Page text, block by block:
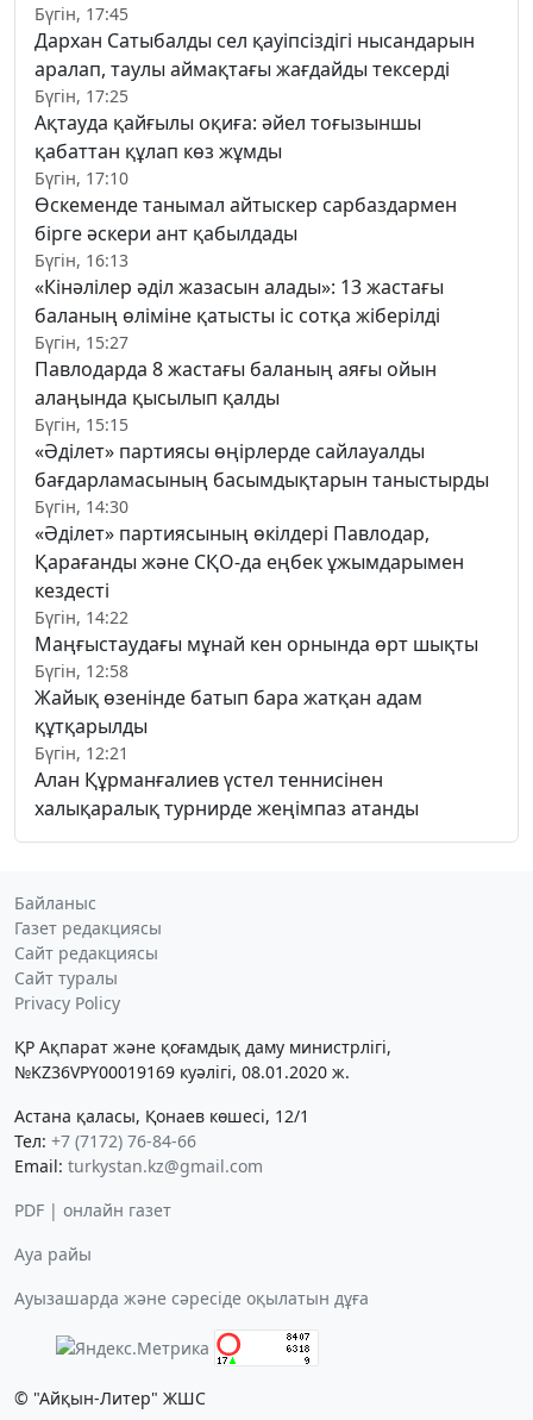
Бүгін, 17:45
Дархан Сатыбалды сел қауіпсіздігі нысандарын
аралап, таулы аймақтағы жағдайды тексерді
Бүгін, 17:25
Ақтауда қайғылы оқиға: әйел тоғызыншы
қабаттан құлап көз жұмды
Бүгін, 17:10
Өскеменде танымал айтыскер сарбаздармен
бірге әскери ант қабылдады
Бүгін, 16:13
«Кінәлілер әділ жазасын алады»: 13 жастағы
баланың өліміне қатысты іс сотқа жіберілді
Бүгін, 15:27
Павлодарда 8 жастағы баланың аяғы ойын
алаңында қысылып қалды
Бүгін, 15:15
«Әділет» партиясы өңірлерде сайлауалды
бағдарламасының басымдықтарын таныстырды
Бүгін, 14:30
«Әділет» партиясының өкілдері Павлодар,
Қарағанды және СҚО-да еңбек ұжымдарымен
кездесті
Бүгін, 14:22
Маңғыстаудағы мұнай кен орнында өрт шықты
Бүгін, 12:58
Жайық өзенінде батып бара жатқан адам
құтқарылды
Бүгін, 12:21
Алан Құрманғалиев үстел теннисінен
халықаралық турнирде жеңімпаз атанды
Байланыс
Газет редакциясы
Сайт редакциясы
Сайт туралы
Privacy Policy
ҚР Ақпарат және қоғамдық даму министрлігі,
№KZ36VPY00019169 куәлігі, 08.01.2020 ж.
Астана қаласы, Қонаев көшесі, 12/1
Тел: +7 (7172) 76-84-66
Email: turkystan.kz@gmail.com
PDF | онлайн газет
Ауа райы
Ауызашарда және сәресіде оқылатын дұға
© "Айқын-Литер" ЖШС